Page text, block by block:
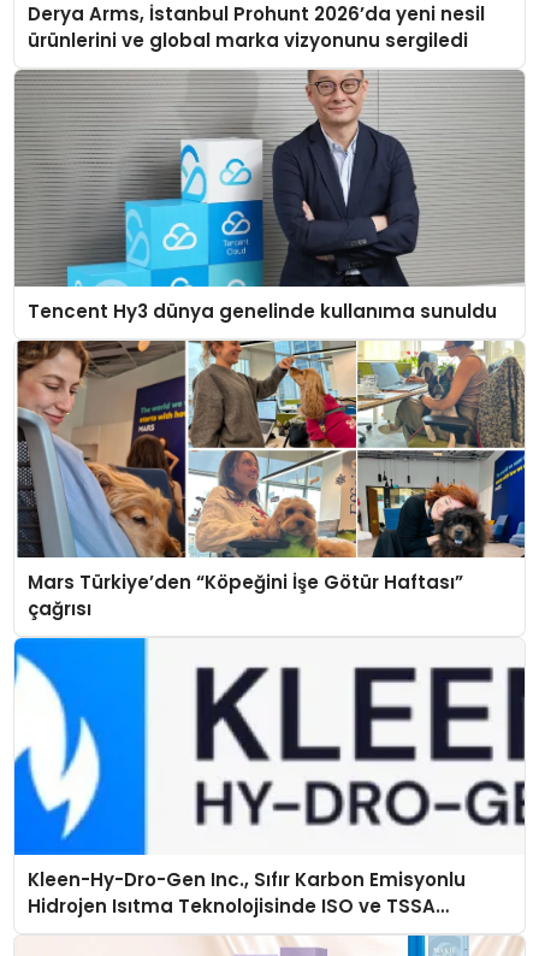
Derya Arms, İstanbul Prohunt 2026’da yeni nesil
ürünlerini ve global marka vizyonunu sergiledi
Tencent Hy3 dünya genelinde kullanıma sunuldu
Mars Türkiye’den “Köpeğini İşe Götür Haftası”
çağrısı
Kleen-Hy-Dro-Gen Inc., Sıfır Karbon Emisyonlu
Hidrojen Isıtma Teknolojisinde ISO ve TSSA
Düzenleyici Onaylarını Aldı